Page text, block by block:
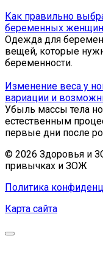
Как правильно
беременных женщин
Одежда для
вещей, которые
беременности.
Изменение веса у
вариации и
Убыль массы тела
естественным
первые дни после
© 2026 Здоровья и
привычках и ЗОЖ
Политика
Карта сайта